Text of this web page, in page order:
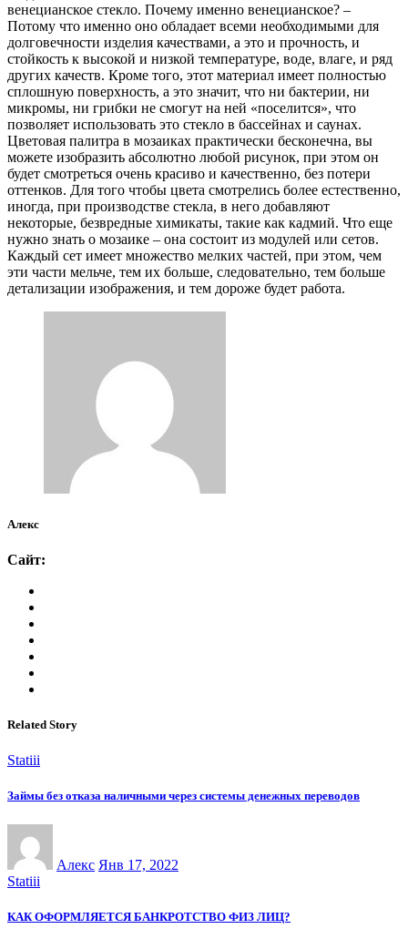
венецианское стекло. Почему именно венецианское? –
Потому что именно оно обладает всеми необходимыми для
долговечности изделия качествами, а это и прочность, и
стойкость к высокой и низкой температуре, воде, влаге, и ряд
других качеств. Кроме того, этот материал имеет полностью
сплошную поверхность, а это значит, что ни бактерии, ни
микромы, ни грибки не смогут на ней «поселится», что
позволяет использовать это стекло в бассейнах и саунах.
Цветовая палитра в мозаиках практически бесконечна, вы
можете изобразить абсолютно любой рисунок, при этом он
будет смотреться очень красиво и качественно, без потери
оттенков. Для того чтобы цвета смотрелись более естественно,
иногда, при производстве стекла, в него добавляют
некоторые, безвредные химикаты, такие как кадмий. Что еще
нужно знать о мозаике – она состоит из модулей или сетов.
Каждый сет имеет множество мелких частей, при этом, чем
эти части мельче, тем их больше, следовательно, тем больше
детализации изображения, и тем дороже будет работа.
Алекс
Сайт:
Related Story
Statiii
Займы без отказа наличными через системы денежных переводов
Алекс Янв 17, 2022
Statiii
КАК ОФОРМЛЯЕТСЯ БАНКРОТСТВО ФИЗ ЛИЦ?